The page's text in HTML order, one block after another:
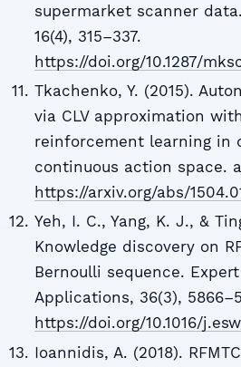
supermarket scanner
16(4), 315–337.
https://doi.org/10.1287/
Tkachenko, Y. (2015).
via CLV approximation
reinforcement learning in
continuous action space.
https://arxiv.org/abs/
Yeh, I. C., Yang, K. J., &
Knowledge discovery on
Bernoulli sequence.
Applications, 36(3),
https://doi.org/10.1016/
Ioannidis, A. (2018).